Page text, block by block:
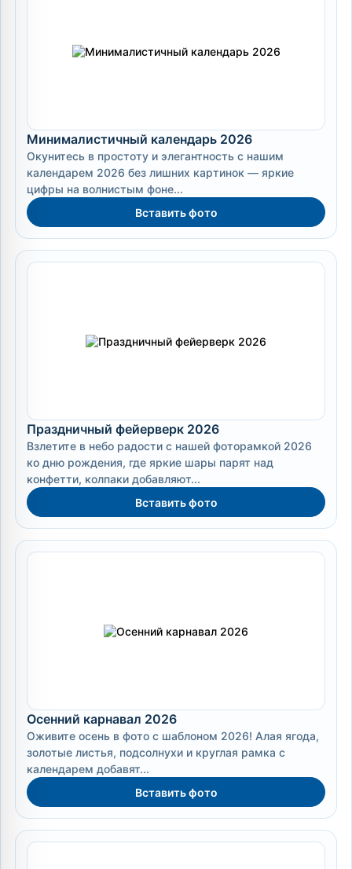
Минималистичный календарь 2026
Окунитесь в простоту и элегантность с нашим
календарем 2026 без лишних картинок — яркие
цифры на волнистым фоне...
Вставить фото
Праздничный фейерверк 2026
Взлетите в небо радости с нашей фоторамкой 2026
ко дню рождения, где яркие шары парят над
конфетти, колпаки добавляют...
Вставить фото
Осенний карнавал 2026
Оживите осень в фото с шаблоном 2026! Алая ягода,
золотые листья, подсолнухи и круглая рамка с
календарем добавят...
Вставить фото